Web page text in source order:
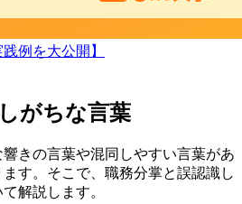
例を大公開】
がちな言葉
きの言葉や混同しやすい言葉があ
す。そこで、職務分掌と誤認識し
解説します。